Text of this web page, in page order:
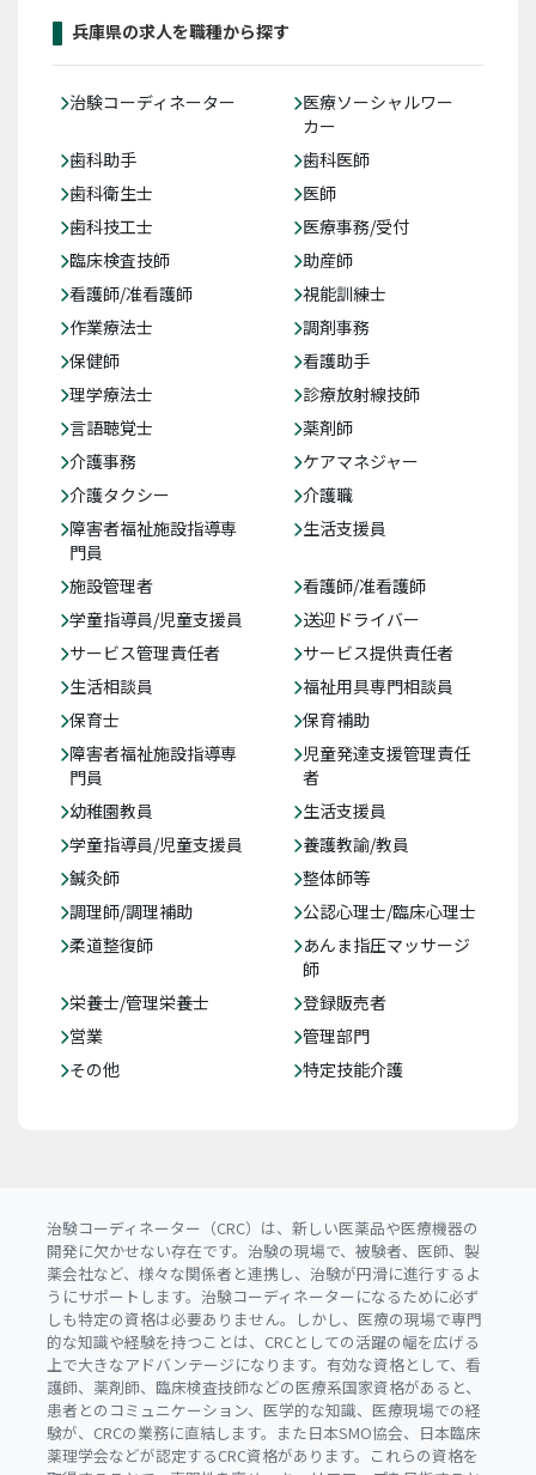
兵庫県の求人を職種から探す
治験コーディネーター
医療ソーシャルワー
カー
歯科助手
歯科医師
歯科衛生士
医師
歯科技工士
医療事務/受付
臨床検査技師
助産師
看護師/准看護師
視能訓練士
作業療法士
調剤事務
保健師
看護助手
理学療法士
診療放射線技師
言語聴覚士
薬剤師
介護事務
ケアマネジャー
介護タクシー
介護職
障害者福祉施設指導専
門員
生活支援員
施設管理者
看護師/准看護師
学童指導員/児童支援員
送迎ドライバー
サービス管理責任者
サービス提供責任者
生活相談員
福祉用具専門相談員
保育士
保育補助
障害者福祉施設指導専
門員
児童発達支援管理責任
者
幼稚園教員
生活支援員
学童指導員/児童支援員
養護教諭/教員
鍼灸師
整体師等
調理師/調理補助
公認心理士/臨床心理士
柔道整復師
あんま指圧マッサージ
師
栄養士/管理栄養士
登録販売者
営業
管理部門
その他
特定技能介護
治験コーディネーター（CRC）は、新しい医薬品や医療機器の
開発に欠かせない存在です。治験の現場で、被験者、医師、製
薬会社など、様々な関係者と連携し、治験が円滑に進行するよ
うにサポートします。治験コーディネーターになるために必ず
しも特定の資格は必要ありません。しかし、医療の現場で専門
的な知識や経験を持つことは、CRCとしての活躍の幅を広げる
上で大きなアドバンテージになります。有効な資格として、看
護師、薬剤師、臨床検査技師などの医療系国家資格があると、
患者とのコミュニケーション、医学的な知識、医療現場での経
験が、CRCの業務に直結します。また日本SMO協会、日本臨床
薬理学会などが認定するCRC資格があります。これらの資格を